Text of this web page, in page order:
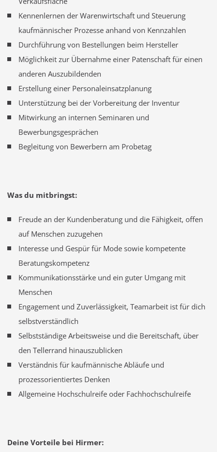
Kennenlernen der Warenwirtschaft und Steuerung
kaufmännischer Prozesse anhand von Kennzahlen
Durchführung von Bestellungen beim Hersteller
Möglichkeit zur Übernahme einer Patenschaft für einen
anderen Auszubildenden
Erstellung einer Personaleinsatzplanung
Unterstützung bei der Vorbereitung der Inventur
Mitwirkung an internen Seminaren und
Bewerbungsgesprächen
Begleitung von Bewerbern am Probetag
Was du mitbringst:
Freude an der Kundenberatung und die Fähigkeit, offen
auf Menschen zuzugehen
Interesse und Gespür für Mode sowie kompetente
Beratungskompetenz
Kommunikationsstärke und ein guter Umgang mit
Menschen
Engagement und Zuverlässigkeit, Teamarbeit ist für dich
selbstverständlich
Selbstständige Arbeitsweise und die Bereitschaft, über
den Tellerrand hinauszublicken
Verständnis für kaufmännische Abläufe und
prozessorientiertes Denken
Allgemeine Hochschulreife oder Fachhochschulreife
Deine Vorteile bei Hirmer: